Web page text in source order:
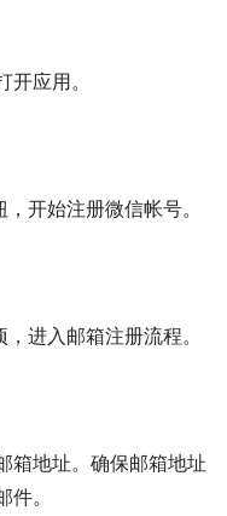
应用。
开始注册微信帐号。
进入邮箱注册流程。
箱地址。确保邮箱地址
。